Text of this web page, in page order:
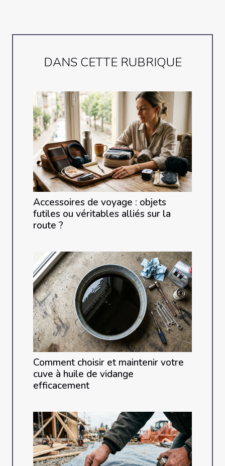
DANS CETTE RUBRIQUE
Accessoires de voyage : objets
futiles ou véritables alliés sur la
route ?
Comment choisir et maintenir votre
cuve à huile de vidange
efficacement